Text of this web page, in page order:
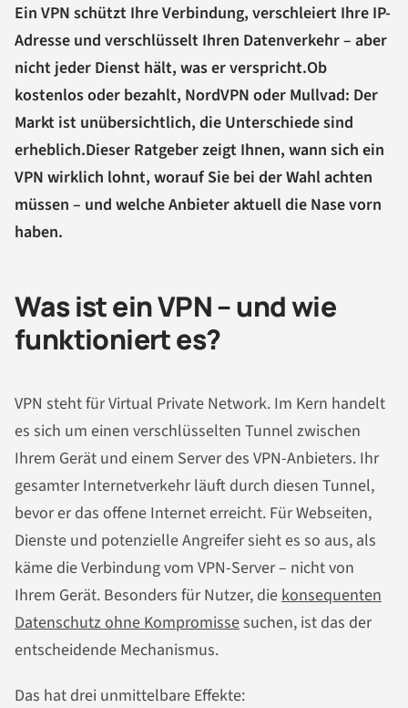
Ein VPN schützt Ihre Verbindung, verschleiert Ihre IP-
Adresse und verschlüsselt Ihren Datenverkehr – aber
nicht jeder Dienst hält, was er verspricht.Ob
kostenlos oder bezahlt, NordVPN oder Mullvad: Der
Markt ist unübersichtlich, die Unterschiede sind
erheblich.Dieser Ratgeber zeigt Ihnen, wann sich ein
VPN wirklich lohnt, worauf Sie bei der Wahl achten
müssen – und welche Anbieter aktuell die Nase vorn
haben.
Was ist ein VPN – und wie
funktioniert es?
VPN steht für Virtual Private Network. Im Kern handelt
es sich um einen verschlüsselten Tunnel zwischen
Ihrem Gerät und einem Server des VPN-Anbieters. Ihr
gesamter Internetverkehr läuft durch diesen Tunnel,
bevor er das offene Internet erreicht. Für Webseiten,
Dienste und potenzielle Angreifer sieht es so aus, als
käme die Verbindung vom VPN-Server – nicht von
Ihrem Gerät. Besonders für Nutzer, die konsequenten
Datenschutz ohne Kompromissesuchen, ist das der
entscheidende Mechanismus.
Das hat drei unmittelbare Effekte: